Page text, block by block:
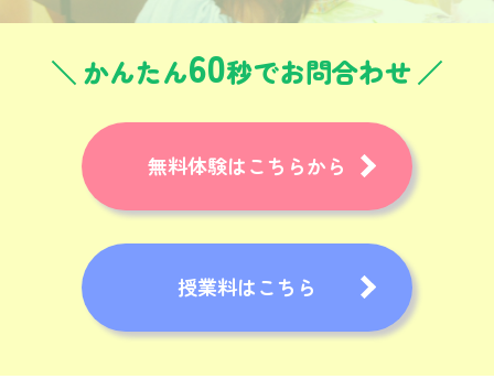
かんたん60秒でお問合わせ
無料体験はこちらから
授業料はこちら